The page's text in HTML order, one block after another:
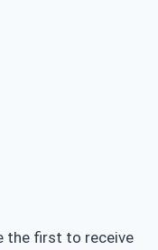
the first to receive